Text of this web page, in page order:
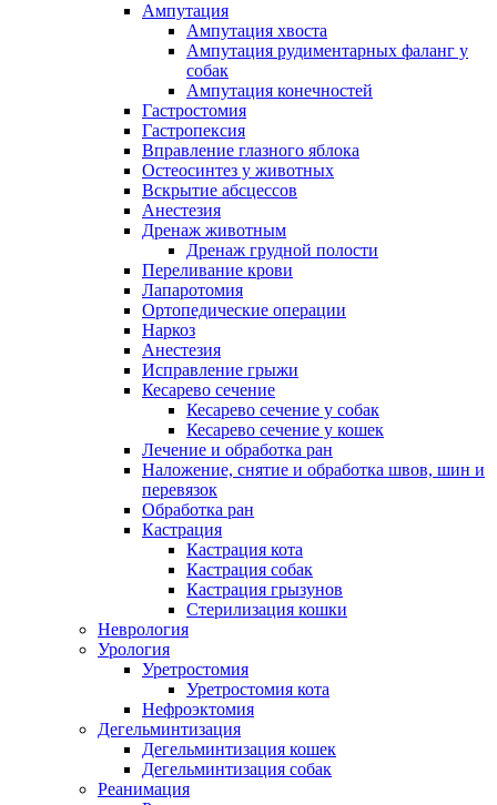
Ампутация
Ампутация хвоста
Ампутация рудиментарных фаланг у
собак
Ампутация конечностей
Гастростомия
Гастропексия
Вправление глазного яблока
Остеосинтез у животных
Вскрытие абсцессов
Анестезия
Дренаж животным
Дренаж грудной полости
Переливание крови
Лапаротомия
Ортопедические операции
Наркоз
Анестезия
Исправление грыжи
Кесарево сечение
Кесарево сечение у собак
Кесарево сечение у кошек
Лечение и обработка ран
Наложение, снятие и обработка швов, шин и
перевязок
Обработка ран
Кастрация
Кастрация кота
Кастрация собак
Кастрация грызунов
Стерилизация кошки
Неврология
Урология
Уретростомия
Уретростомия кота
Нефроэктомия
Дегельминтизация
Дегельминтизация кошек
Дегельминтизация собак
Реанимация